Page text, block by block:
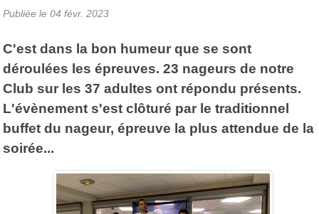
Publiée le 04 févr. 2023
C'est dans la bon humeur que se sont
déroulées les épreuves. 23 nageurs de notre
Club sur les 37 adultes ont répondu présents.
L'évènement s'est clôturé par le traditionnel
buffet du nageur, épreuve la plus attendue de la
soirée...